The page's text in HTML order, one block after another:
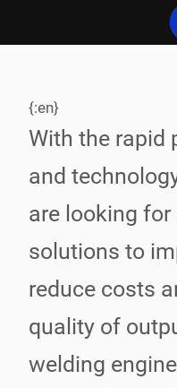
content
{:en}
With the rapid
and
are looking
solutions to
reduce costs
quality of
welding